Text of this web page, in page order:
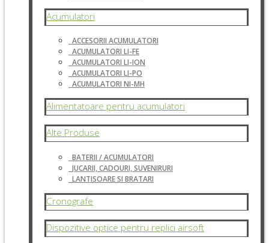
Acumulatori
ACCESORII ACUMULATORI
ACUMULATORI LI-FE
ACUMULATORI LI-ION
ACUMULATORI LI-PO
ACUMULATORI NI-MH
Alimentatoare pentru acumulatori
Alte Produse
BATERII / ACUMULATORI
JUCARII, CADOURI, SUVENIRURI
LANTISOARE SI BRATARI
Cronografe
Dispozitive optice pentru replici airsoft